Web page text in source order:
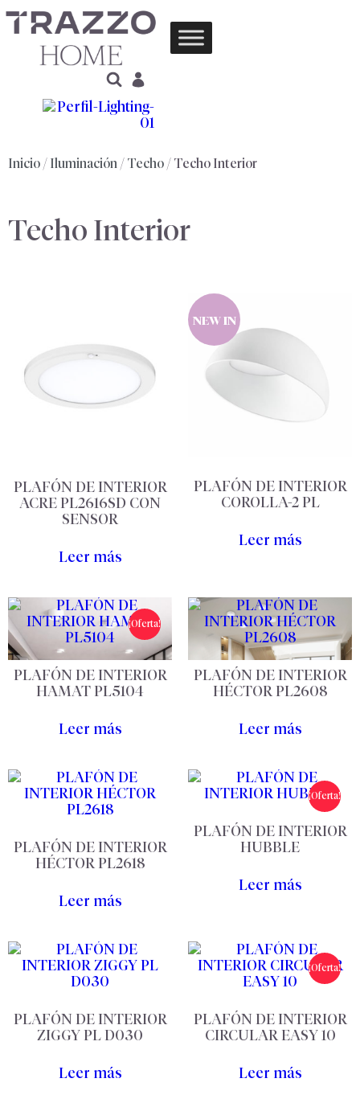
Inicio / Iluminación / Techo / Techo Interior
Techo Interior
PLAFÓN DE INTERIOR
ACRE PL2616SD CON
SENSOR
Leer más
PLAFÓN DE INTERIOR
COROLLA-2 PL
Leer más
¡Oferta!
PLAFÓN DE INTERIOR
HAMAT PL5104
Leer más
PLAFÓN DE INTERIOR
HÉCTOR PL2608
Leer más
PLAFÓN DE INTERIOR
HÉCTOR PL2618
Leer más
¡Oferta!
PLAFÓN DE INTERIOR
HUBBLE
Leer más
PLAFÓN DE INTERIOR
ZIGGY PL D030
Leer más
¡Oferta!
PLAFÓN DE INTERIOR
CIRCULAR EASY 10
Leer más